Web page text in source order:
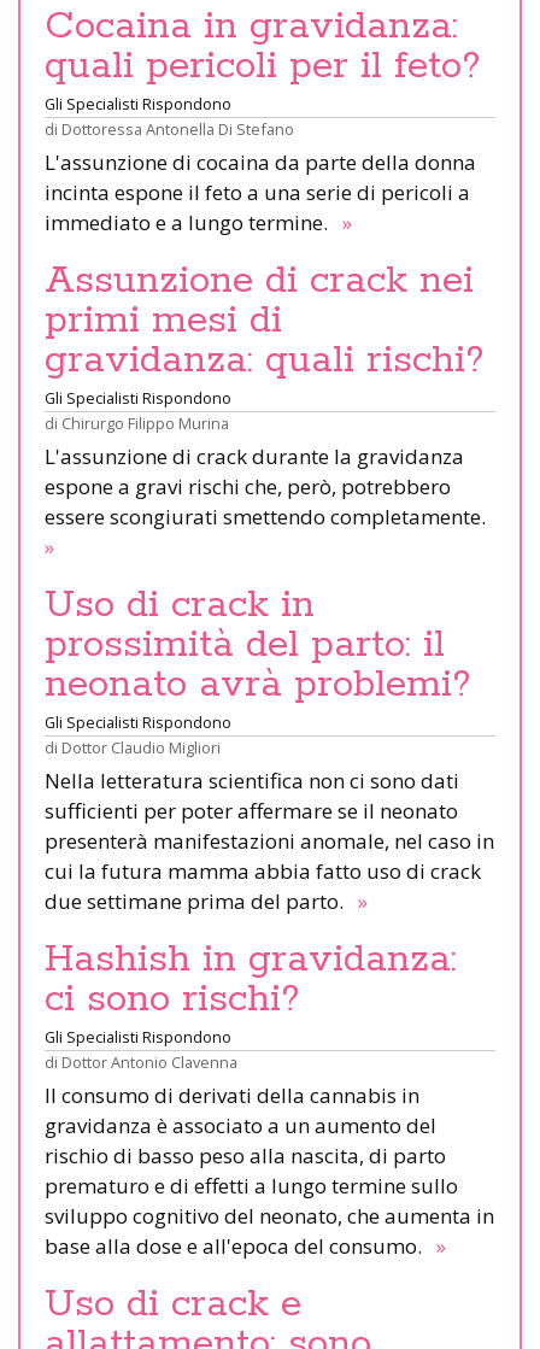
Cocaina in gravidanza:
quali pericoli per il feto?
Gli Specialisti Rispondono
di Dottoressa Antonella Di Stefano
L'assunzione di cocaina da parte della donna
incinta espone il feto a una serie di pericoli a
immediato e a lungo termine. »
Assunzione di crack nei
primi mesi di
gravidanza: quali rischi?
Gli Specialisti Rispondono
di Chirurgo Filippo Murina
L'assunzione di crack durante la gravidanza
espone a gravi rischi che, però, potrebbero
essere scongiurati smettendo completamente.
»
Uso di crack in
prossimità del parto: il
neonato avrà problemi?
Gli Specialisti Rispondono
di Dottor Claudio Migliori
Nella letteratura scientifica non ci sono dati
sufficienti per poter affermare se il neonato
presenterà manifestazioni anomale, nel caso in
cui la futura mamma abbia fatto uso di crack
due settimane prima del parto. »
Hashish in gravidanza:
ci sono rischi?
Gli Specialisti Rispondono
di Dottor Antonio Clavenna
Il consumo di derivati della cannabis in
gravidanza è associato a un aumento del
rischio di basso peso alla nascita, di parto
prematuro e di effetti a lungo termine sullo
sviluppo cognitivo del neonato, che aumenta in
base alla dose e all'epoca del consumo. »
Uso di crack e